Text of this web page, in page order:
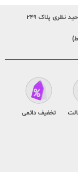
تخفیف دائمی